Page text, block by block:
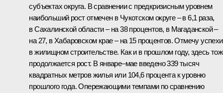
субъектах округа. В сравнении с предкризисным уровнем
наибольший рост отмечен в Чукотском округе – в 6,1 раза,
в Сахалинской области – на 38 процентов, в Магаданской –
на 27, в Хабаровском крае – на 15 процентов. Отмечу успехи
в жилищном строительстве. Как и в прошлом году, здесь
продолжается рост. В январе–мае введено 339 тысяч
квадратных метров жилья или 104,6 процента к уровню
прошлого года. Опережающими темпами по сравнению